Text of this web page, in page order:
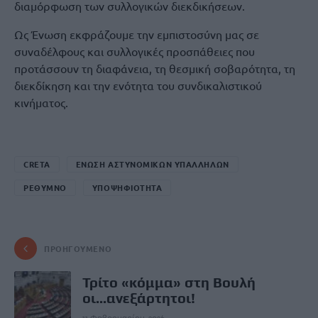
διαμόρφωση των συλλογικών διεκδικήσεων.
Ως Ένωση εκφράζουμε την εμπιστοσύνη μας σε
συναδέλφους και συλλογικές προσπάθειες που
προτάσσουν τη διαφάνεια, τη θεσμική σοβαρότητα, τη
διεκδίκηση και την ενότητα του συνδικαλιστικού
κινήματος.
CRETA ΕΝΩΣΗ ΑΣΤΥΝΟΜΙΚΩΝ ΥΠΑΛΛΗΛΩΝ
ΡΕΘΥΜΝΟ ΥΠΟΨΗΦΙΟΤΗΤΑ
ΠΡΟΗΓΟΎΜΕΝΟ
Τρίτο «κόμμα» στη Βουλή
οι...ανεξάρτητοι!